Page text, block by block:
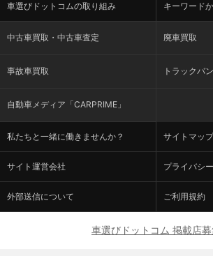
車選びドットコムの取り組み キーワード
中古車買取・中古車査定 廃車買取
事故車買取 トラックバ
自動車メディア「CARPRIME」
私たちと一緒に働きませんか？ サイトマップ
サイト運営会社 プライバシ
外部送信について ご利用規約
車選びドットコム 掲載店